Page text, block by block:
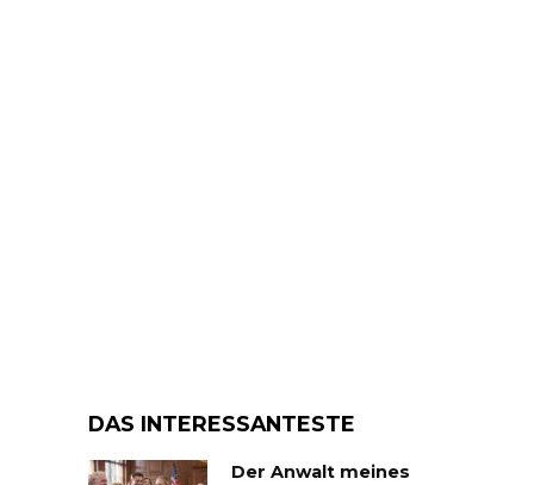
DAS INTERESSANTESTE
Der Anwalt meines